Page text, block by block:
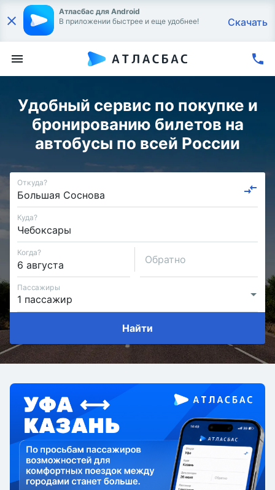
Атласбас для Android
В приложении быстрее и еще удобнее!
Скачать
Удобный сервис по покупке и
бронированию билетов на
автобусы по всей России
Откуда?
Куда?
Когда?
Обратно
Пассажиры
Найти